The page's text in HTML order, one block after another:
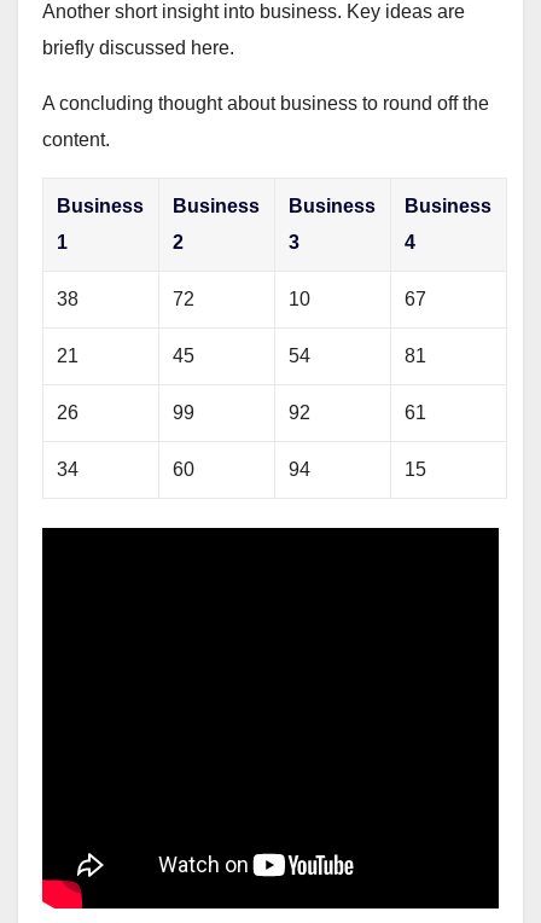
Another short insight into business. Key ideas are
briefly discussed here.
A concluding thought about business to round off the
content.
Business
1
Business
2
Business
3
Business
4
38 72 10 67
21 45 54 81
26 99 92 61
34 60 94 15